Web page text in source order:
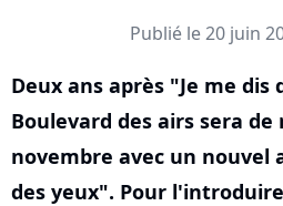
Publié le 20 juin
Deux ans après "Je me dis
Boulevard des airs sera
novembre avec un
des yeux". Pour